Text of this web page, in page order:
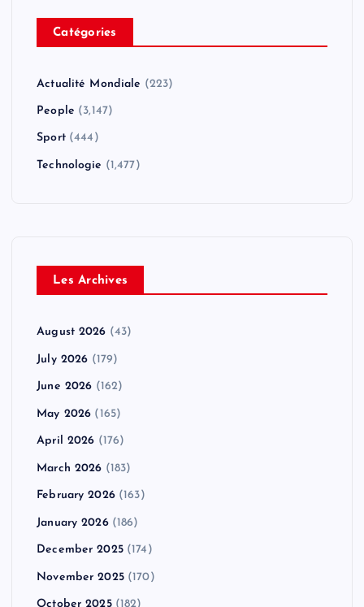
Catégories
Actualité Mondiale (223)
People (3,147)
Sport(444)
Technologie (1,477)
Les Archives
August 2026 (43)
July 2026 (179)
June 2026 (162)
May 2026 (165)
April 2026 (176)
March 2026 (183)
February 2026(163)
January 2026(186)
December 2025(174)
November 2025(170)